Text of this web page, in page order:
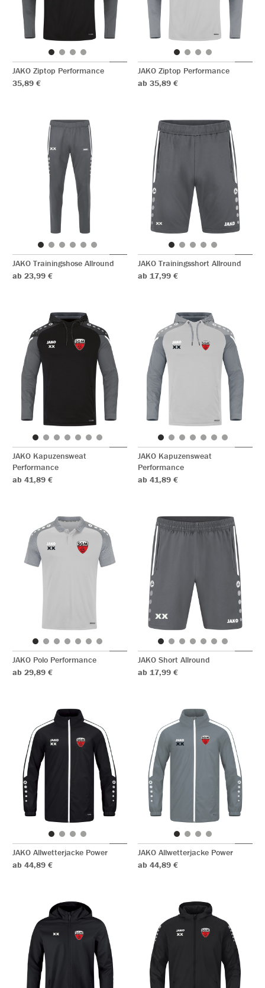
JAKO Ziptop Performance
35,89 €
JAKO Ziptop Performance
ab 35,89 €
JAKO Trainingshose Allround
ab 23,99 €
JAKO Trainingsshort Allround
ab 17,99 €
JAKO Kapuzensweat
Performance
ab 41,89 €
JAKO Kapuzensweat
Performance
ab 41,89 €
JAKO Polo Performance
ab 29,89 €
JAKO Short Allround
ab 17,99 €
JAKO Allwetterjacke Power
ab 44,89 €
JAKO Allwetterjacke Power
ab 44,89 €